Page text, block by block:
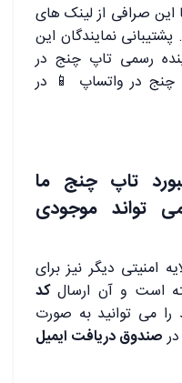
این صرافی از لینک های
پشتیبانی نمایندگان این
رسمی تاپ چنج در
چنج در واتساپ 📱 در
تاپ چنج ما
تواند موجودی
امنیتی دیگر نیز برای
است و آن ارسالکد
می توانید به صورت
صندوق دریافت ایمیل